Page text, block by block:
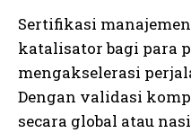
Sertifikasi
katalisator bagi para
mengakselerasi
Dengan validasi
secara global atau